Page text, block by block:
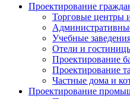
Проектирование
Торговые центры
Учебные
Отели и
Проектирование
Проектирование
Частные дома и
Проектирование